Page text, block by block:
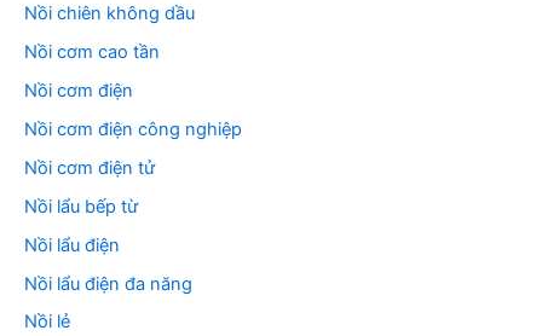
Nồi chiên không dầu
Nồi cơm cao tần
Nồi cơm điện
Nồi cơm điện công nghiệp
Nồi cơm điện tử
Nồi lẩu bếp từ
Nồi lẩu điện
Nồi lẩu điện đa năng
Nồi lẻ